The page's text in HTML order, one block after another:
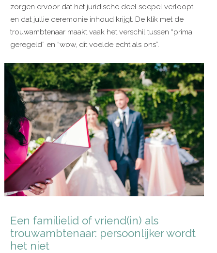
zorgen ervoor dat het juridische deel soepel verloopt
en dat jullie ceremonie inhoud krijgt. De klik met de
trouwambtenaar maakt vaak het verschil tussen “prima
geregeld” en “wow, dit voelde echt als ons”.
Een familielid of vriend(in) als
trouwambtenaar: persoonlijker wordt
het niet